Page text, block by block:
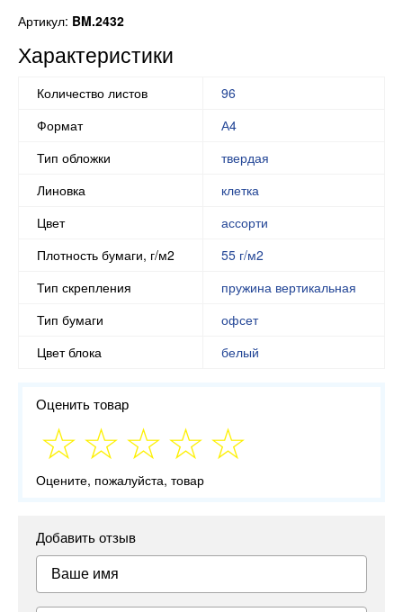
Артикул: BM.2432
Характеристики
Количество листов
96
Формат
А4
Тип обложки
твердая
Линовка
клетка
Цвет
ассорти
Плотность бумаги, г/м2
55 г/м2
Тип скрепления
пружина вертикальная
Тип бумаги
офсет
Цвет блока
белый
Оценить товар
Оцените, пожалуйста, товар
Добавить отзыв
Ваше имя